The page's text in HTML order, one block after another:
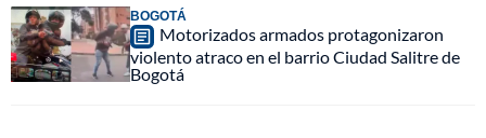
BOGOTÁ
Motorizados armados protagonizaron
violento atraco en el barrio Ciudad Salitre de
Bogotá